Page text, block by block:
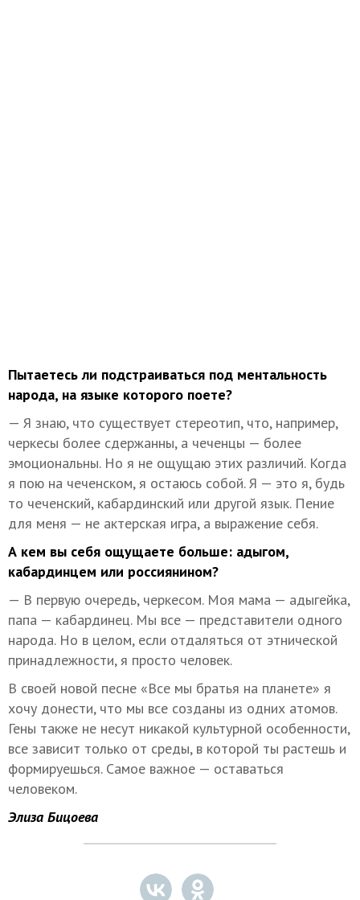
Пытаетесь ли подстраиваться под ментальность
народа, на языке которого поете?
— Я знаю, что существует стереотип, что, например,
черкесы более сдержанны, а чеченцы — более
эмоциональны. Но я не ощущаю этих различий. Когда
я пою на чеченском, я остаюсь собой. Я — это я, будь
то чеченский, кабардинский или другой язык. Пение
для меня — не актерская игра, а выражение себя.
А кем вы себя ощущаете больше: адыгом,
кабардинцем или россиянином?
— В первую очередь, черкесом. Моя мама — адыгейка,
папа — кабардинец. Мы все — представители одного
народа. Но в целом, если отдаляться от этнической
принадлежности, я просто человек.
В своей новой песне «Все мы братья на планете» я
хочу донести, что мы все созданы из одних атомов.
Гены также не несут никакой культурной особенности,
все зависит только от среды, в которой ты растешь и
формируешься. Самое важное — оставаться
человеком.
Элиза Бицоева